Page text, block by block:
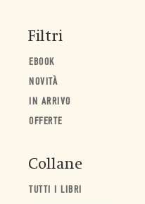
Filtri
EBOOK
NOVITÀ
IN ARRIVO
OFFERTE
Collane
TUTTI I LIBRI